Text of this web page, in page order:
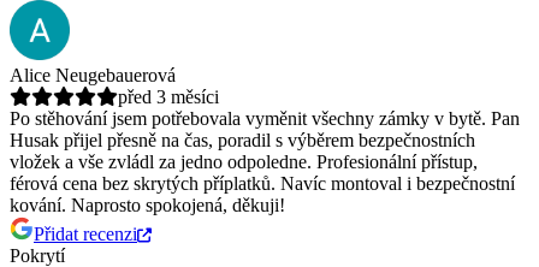
Alice Neugebauerová
před 3 měsíci
Po stěhování jsem potřebovala vyměnit všechny zámky v bytě. Pan
Husak přijel přesně na čas, poradil s výběrem bezpečnostních
vložek a vše zvládl za jedno odpoledne. Profesionální přístup,
férová cena bez skrytých příplatků. Navíc montoval i bezpečnostní
kování. Naprosto spokojená, děkuji!
Přidat recenzi
Pokrytí